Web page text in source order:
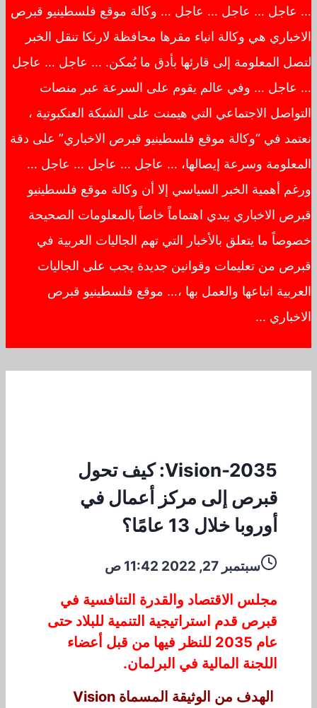
… عاجل … عاجل … عاجل … وكالة موقع فلسطينيو قبرص
الاخباري هي وكالة انباء مقرها محافظة لارنكا تنقل الخبر
لتصل المعلومة إلى قارئها بأدق ما يُمكن. … عاجل … عاجل
… عاجل … وفي عالم يقوم على السرعة عبر منصات
التواصل الاجتماعي التي هيمنت على الشبكة العنكبوتية ،
نعتمد في “وكالة موقع فلسطينيو قبرص الاخباري” على دقة
المعلومة وسرعة إيصالها، … عاجل … عاجل … عاجل …
ورغم أهمية الخبر السياسي إلا أن وكالة موقع فلسطينيو
قبرص الاخباري يبدي اهتماماً خاصاً بالمعلومات الصحيحة
خصوصاً ما يتعلق بالأخبار التي تهم الجاليات العربية في
قبرص من تعليمات وقوانين جديدة يجب على الجاليات
العربية اتباعها والعمل بها ،… موقع فلسطينيو قبرص
الاخباري …
Vision-2035: كيف تحول
قبرص إلى مركز أعمال في
أوروبا خلال 13 عامًا؟
سبتمبر 27, 2022 11:42 ص
مجلس الاقتصاد والقدرة التنافسية في
قبرص قدم استراتيجية التنمية للبلاد حتى
عام 2035 للنظر فيها من قبل أعضاء
اللجنة المالية في البرلمان.
الهدف من الوثيقة المسماة Vision